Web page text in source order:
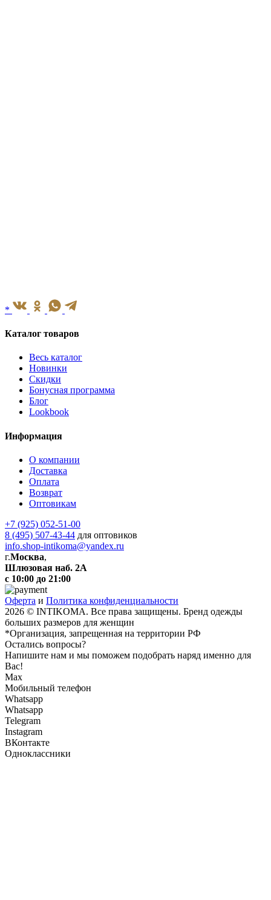
*
Каталог товаров
Весь каталог
Новинки
Скидки
Бонусная программа
Блог
Lookbook
Информация
О компании
Доставка
Оплата
Возврат
Оптовикам
+7 (925) 052-51-00
8 (495) 507-43-44 для оптовиков
info.shop-intikoma@yandex.ru
г.Москва,
Шлюзовая наб. 2А
с 10:00 до 21:00
Оферта и Политика конфиденциальности
2026 © INTIKOMA. Все права защищены. Бренд одежды
больших размеров для женщин
*Организация, запрещенная на территории РФ
Остались вопросы?
Напишите нам и мы поможем подобрать наряд именно для
Вас!
Max
Мобильный телефон
Whatsapp
Whatsapp
Telegram
Instagram
ВКонтакте
Одноклассники